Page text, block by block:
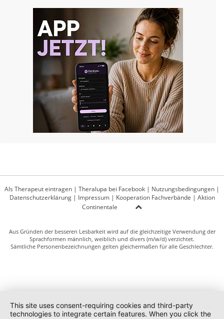
Als Therapeut eintragen | Theralupa bei Facebook | Nutzungsbedingungen |
Datenschutzerklärung| Impressum| Kooperation Fachverbände | Aktion
Continentale
Aus Gründen der besseren Lesbarkeit wird auf die gleichzeitige Verwendung der
Sprachformen männlich, weiblich und divers (m/w/d) verzichtet.
Sämtliche Personenbezeichnungen gelten gleichermaßen für alle Geschlechter.
This site uses consent-requiring cookies and third-party
technologies to integrate certain features. When you click the